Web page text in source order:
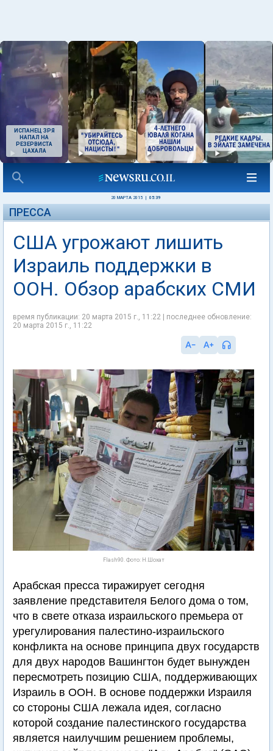
ИСПАНЕЦ ЗРЯ
НАПАЛ НА
РЕЗЕРВИСТА
ЦАХАЛА
20 МАРТА 2015 05:39
ПРЕССА
США угрожают лишить
Израиль поддержки в
ООН. Обзор арабских СМИ
время публикации: 20 марта 2015 г., 11:22 | последнее обновление:
20 марта 2015 г., 11:22
Flash90. Фото: Н.Шохат
Арабская пресса тиражирует сегодня
заявление представителя Белого дома о том,
что в свете отказа израильского премьера от
урегулирования палестино-израильского
конфликта на основе принципа двух государств
для двух народов Вашингтон будет вынужден
пересмотреть позицию США, поддерживающих
Израиль в ООН. В основе поддержки Израиля
со стороны США лежала идея, согласно
которой создание палестинского государства
является наилучшим решением проблемы,